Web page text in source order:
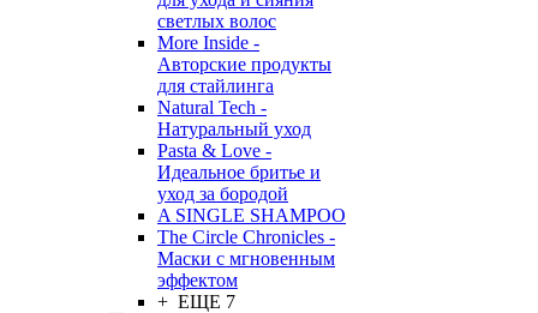
светлых волос
More Inside -
Авторские продукты
для стайлинга
Natural Tech -
Натуральный уход
Pasta & Love -
Идеальное бритье и
уход за бородой
A SINGLE SHAMPOO
The Circle Chronicles -
Маски с мгновенным
эффектом
+ ЕЩЕ 7